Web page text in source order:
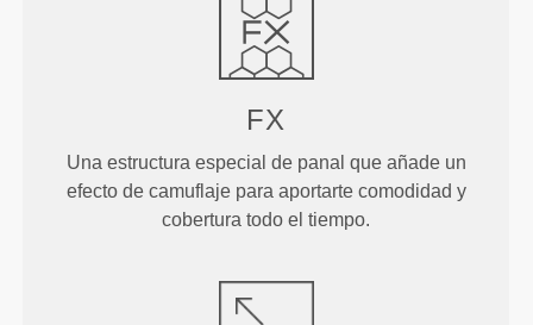
FX
Una estructura especial de panal que añade un
efecto de camuflaje para aportarte comodidad y
cobertura todo el tiempo.